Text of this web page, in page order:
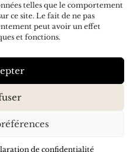
telles que le comportement
ce site. Le fait de ne pas
peut avoir un effet
et fonctions.
de confidentialité
et confirme avoir pris